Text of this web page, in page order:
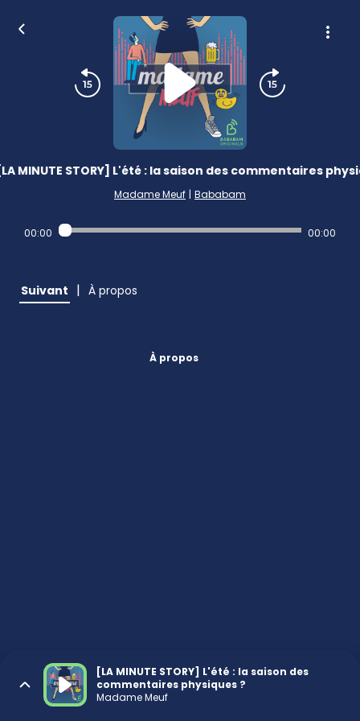
MINUTE STORY] L'été : la saison des commentaires
Madame Meuf | Bababam
00:00 00:00
Suivant | À propos
À propos
[LA MINUTE STORY] L'été : la saison des
commentaires physiques ?
Madame Meuf